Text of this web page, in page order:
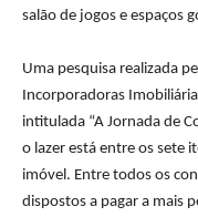
salão de jogos e espaços
Uma pesquisa realizada
Incorporadoras
intitulada “A Jornada de
o lazer está entre os sete
imóvel. Entre todos os
dispostos a pagar a mais